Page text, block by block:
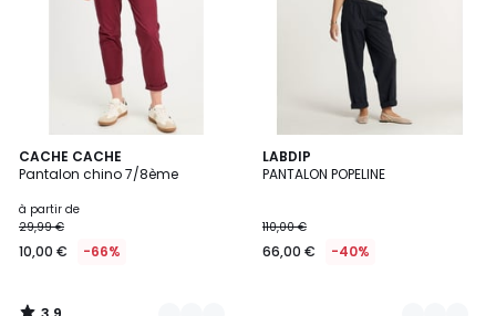
CACHE CACHE
Pantalon chino 7/8ème
à partir de
29,99 €
10,00 € -66%
3,9
/ 5
10
Couleurs
LABDIP
PANTALON POPELINE
110,00 €
66,00 € -40%
3
Couleurs